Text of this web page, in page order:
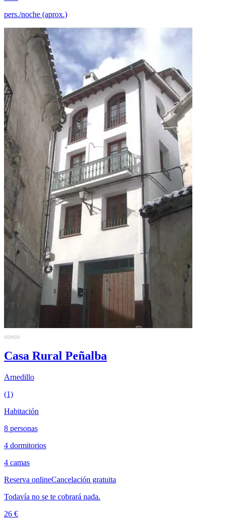
pers./noche (aprox.)
Casa Rural Peñalba
Arnedillo
(1)
Habitación
8 personas
4 dormitorios
4 camas
Reserva onlineCancelación gratuita
Todavía no se te cobrará nada.
26 €